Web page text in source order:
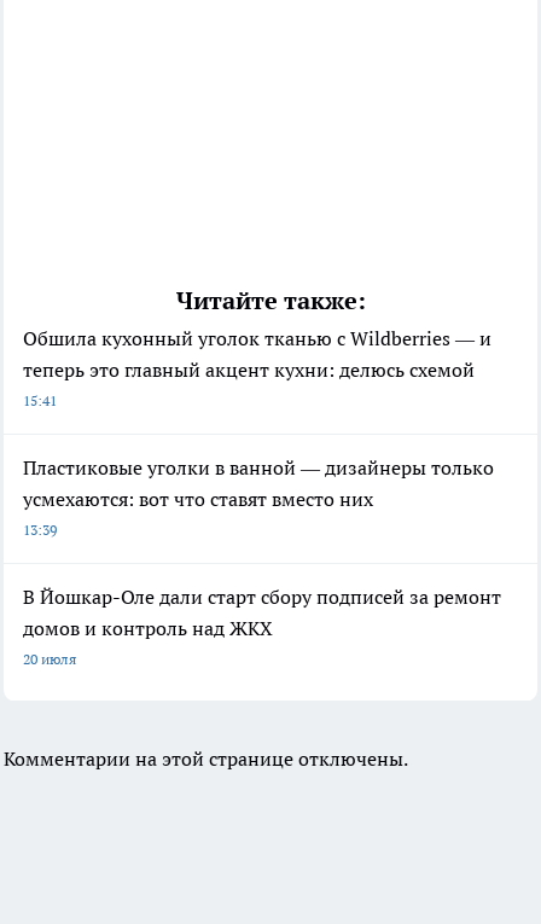
Читайте также:
Обшила кухонный уголок тканью с Wildberries — и
теперь это главный акцент кухни: делюсь схемой
15:41
Пластиковые уголки в ванной — дизайнеры только
усмехаются: вот что ставят вместо них
13:39
В Йошкар-Оле дали старт сбору подписей за ремонт
домов и контроль над ЖКХ
20 июля
Комментарии на этой странице отключены.